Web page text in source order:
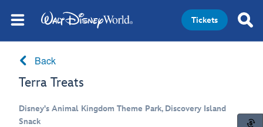
Tickets
Back
Terra Treats
Disney's Animal Kingdom Theme Park, Discovery Island
Snack